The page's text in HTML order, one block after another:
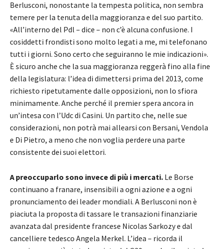
Berlusconi, nonostante la tempesta politica, non sembra
temere per la tenuta della maggioranza e del suo partito.
«All’interno del Pdl – dice – non c’è alcuna confusione. I
cosiddetti frondisti sono molto legati a me, mi telefonano
tutti i giorni. Sono certo che seguiranno le mie indicazioni».
È sicuro anche che la sua maggioranza reggerà fino alla fine
della legislatura: l’idea di dimettersi prima del 2013, come
richiesto ripetutamente dalle opposizioni, non lo sfiora
minimamente. Anche perché il premier spera ancora in
un’intesa con l’Udc di Casini. Un partito che, nelle sue
considerazioni, non potrà mai allearsi con Bersani, Vendola
e Di Pietro, a meno che non voglia perdere una parte
consistente dei suoi elettori.
A preoccuparlo sono invece di più i mercati. Le Borse
continuano a franare, insensibili a ogni azione e a ogni
pronunciamento dei leader mondiali. A Berlusconi non è
piaciuta la proposta di tassare le transazioni finanziarie
avanzata dal presidente francese Nicolas Sarkozy e dal
cancelliere tedesco Angela Merkel. L’idea – ricorda il